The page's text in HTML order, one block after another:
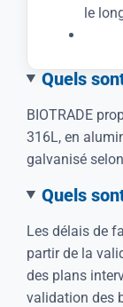
le
Quels
BIOTRADE
316L, en
galvanisé
Quels
Les délais de
partir de la
des plans
validation des